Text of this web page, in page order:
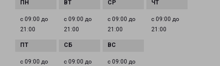
с 09:00 до
21:00
с 09:00 до
21:00
с 09:00 до
21:00
с 09:00 до
21:00
с 09:00 до
с 09:00 до
с 09:00 до